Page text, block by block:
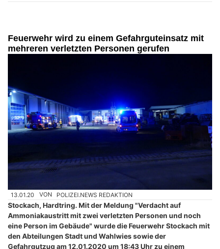
Feuerwehr wird zu einem Gefahrguteinsatz mit
mehreren verletzten Personen gerufen
13.01.20 VON POLIZEI.NEWS REDAKTION
Stockach, Hardtring. Mit der Meldung "Verdacht auf
Ammoniakaustritt mit zwei verletzten Personen und noch
eine Person im Gebäude" wurde die Feuerwehr Stockach mit
den Abteilungen Stadt und Wahlwies sowie der
Gefahrgutzug am 12.01.2020 um 18:43 Uhr zu einem